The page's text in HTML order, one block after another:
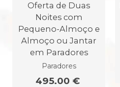
Oferta de Duas
Noites com
Pequeno-Almoço e
Almoço ou Jantar
em Paradores
Paradores
495.00 €